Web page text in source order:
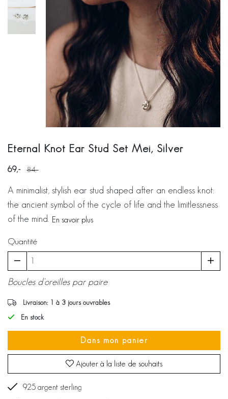
Eternal Knot Ear Stud Set Mei, Silver
69 84
A minimalist, stylish ear stud shaped after an endless knot:
the ancient symbol of the cycle of life and the limitlessness
of the mind. En savoir plus
Quantité
Boucles d'oreilles par paire
Livraison: 1 à 3 jours ouvrables
En stock
Dans mon panier
Ajouter à la liste de souhaits
925 argent sterling